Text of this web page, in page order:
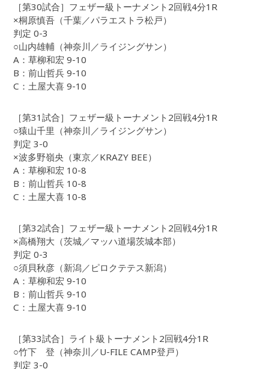
［第30試合］フェザー級トーナメント2回戦4分1R
×桐原慎吾（千葉／パラエストラ松戸）
判定 0-3
○山内雄輔（神奈川／ライジングサン）
A：草柳和宏 9-10
B：前山哲兵 9-10
C：土屋大喜 9-10
［第31試合］フェザー級トーナメント2回戦4分1R
○猿山千里（神奈川／ライジングサン）
判定 3-0
×波多野嶺央（東京／KRAZY BEE）
A：草柳和宏 10-8
B：前山哲兵 10-8
C：土屋大喜 10-8
［第32試合］フェザー級トーナメント2回戦4分1R
×高橋翔大（茨城／マッハ道場茨城本部）
判定 0-3
○須貝秋彦（新潟／ピロクテテス新潟）
A：草柳和宏 9-10
B：前山哲兵 9-10
C：土屋大喜 9-10
［第33試合］ライト級トーナメント2回戦4分1R
○竹下 登（神奈川／U-FILE CAMP登戸）
判定 3-0